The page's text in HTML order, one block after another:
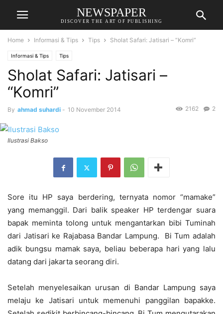
NEWSPAPER
DISCOVER THE ART OF PUBLISHING
Home Informasi & Tips Tips Sholat Safari: Jatisari – “Komri”
Informasi & Tips Tips
Sholat Safari: Jatisari –
“Komri”
By ahmad suhardi - 10 November 2014 2
2162
Ilustrasi Bakso
Sore itu HP saya berdering, ternyata nomor “mamake”
yang memanggil. Dari balik speaker HP terdengar suara
bapak meminta tolong untuk mengantarkan bibi Tuminah
dari Jatisari ke Rajabasa Bandar Lampung. Bi Tum adalah
adik bungsu mamak saya, beliau beberapa hari yang lalu
datang dari jakarta seorang diri.
Setelah menyelesaikan urusan di Bandar Lampung saya
melaju ke Jatisari untuk memenuhi panggilan bapakke.